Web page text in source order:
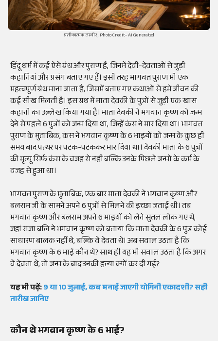
प्रतीकात्मक तस्वीर, Photo Credit- AI Generated
हिंदू धर्म में कई ऐसे ग्रंथ और पुराण हैं, जिनमें देवी-देवताओं से जुड़ी
कहानियां और प्रसंग बताए गए हैं। इसी तरह भागवत पुराण भी एक
महत्वपूर्ण ग्रंथ माना जाता है, जिसमें बताए गए कथाओं से हमें जीवन की
कई सीख मिलती है। इस ग्रंथ में माता देवकी के पुत्रों से जुड़ी एक खास
कहानी का उल्लेख किया गया है। माता देवकी ने भगवान कृष्ण को जन्म
देने से पहले 6 पुत्रों को जन्म दिया था, जिन्हें कंस ने मार दिया था। भागवत
पुराण के मुताबिक, कंस ने भगवान कृष्ण के 6 भाइयों को जन्म के कुछ ही
समय बाद पत्थर पर पटक-पटककर मार दिया था। देवकी माता के 6 पुत्रों
की मृत्यू सिर्फ कंस के वजह से नहीं बल्कि उनके पिछले जन्मों के कर्म के
वजह से हुआ था।
भागवत पुराण के मुताबिक, एक बार माता देवकी ने भगवान कृष्ण और
बलराम जी के सामने अपने 6 पुत्रों से मिलने की इच्छा जताई थी। तब
भगवान कृष्ण और बलराम अपने 6 भाइयों को लेने सुतल लोक गए थे,
जहां राजा बलि ने भगवान कृष्ण को बताया कि माता देवकी के 6 पुत्र कोई
साधारण बालक नहीं थे, बल्कि वे देवता थे। अब सवाल उठता है कि
भगवान कृष्ण के 6 भाई कौन थे? साथ ही यह भी सवाल उठता है कि अगर
वे देवता थे, तो जन्म के बाद उनकी हत्या क्यों कर दी गई?
यह भी पढ़ें:9 या 10 जुलाई, कब मनाई जाएगी योगिनी एकादशी? सही
तारीख जानिए
कौन थे भगवान कृष्ण के 6 भाई?